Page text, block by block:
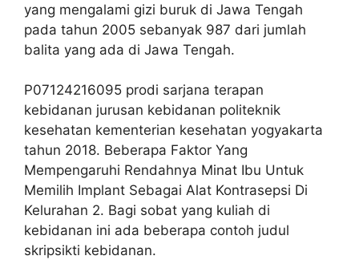
yang mengalami gizi buruk di Jawa Tengah
pada tahun 2005 sebanyak 987 dari jumlah
balita yang ada di Jawa Tengah.
P07124216095 prodi sarjana terapan
kebidanan jurusan kebidanan politeknik
kesehatan kementerian kesehatan yogyakarta
tahun 2018. Beberapa Faktor Yang
Mempengaruhi Rendahnya Minat Ibu Untuk
Memilih Implant Sebagai Alat Kontrasepsi Di
Kelurahan 2. Bagi sobat yang kuliah di
kebidanan ini ada beberapa contoh judul
skripsikti kebidanan.